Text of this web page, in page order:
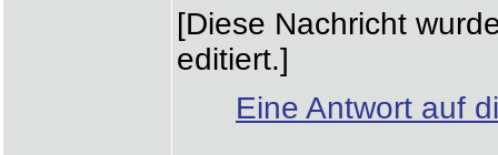
[Diese Nachricht
editiert.]
Eine Antwort auf